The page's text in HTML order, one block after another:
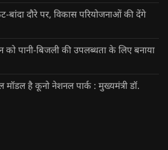
बांदा दौरे पर, विकास परियोजनाओं की देंगे
को पानी-बिजली की उपलब्धता के लिए बनाया
मॉडल है कूनो नेशनल पार्क : मुख्यमंत्री डॉ.